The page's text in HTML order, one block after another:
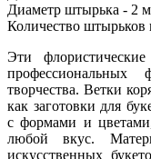
Диаметр штырька - 2
Количество штырьков
Эти
творчества. Ветки
как заготовки для
с формами и
любой вкус.
искусственных